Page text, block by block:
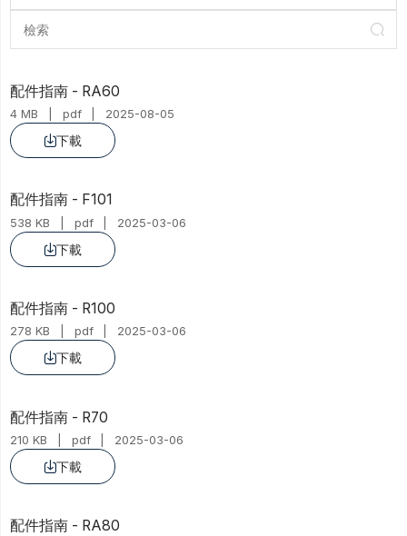
配件指南 - RA60
4 MB pdf 2025-08-05
下載
配件指南 - F101
538 KB pdf 2025-03-06
下載
配件指南 - R100
278 KB pdf 2025-03-06
下載
配件指南 - R70
210 KB pdf 2025-03-06
下載
配件指南 - RA80